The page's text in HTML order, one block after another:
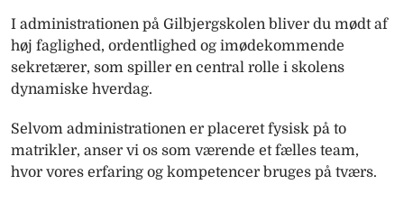
I administrationen på Gilbjergskolen bliver du mødt af
høj faglighed, ordentlighed og imødekommende
sekretærer, som spiller en central rolle i skolens
dynamiske hverdag.
Selvom administrationen er placeret fysisk på to
matrikler, anser vi os som værende et fælles team,
hvor vores erfaring og kompetencer bruges på tværs.